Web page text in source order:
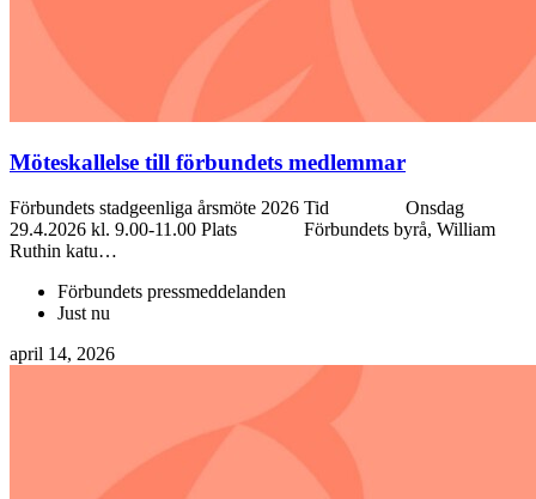
Möteskallelse till förbundets medlemmar
Förbundets stadgeenliga årsmöte 2026 Tid Onsdag
29.4.2026 kl. 9.00-11.00 Plats Förbundets byrå, William
Ruthin katu…
Förbundets pressmeddelanden
Just nu
april 14, 2026